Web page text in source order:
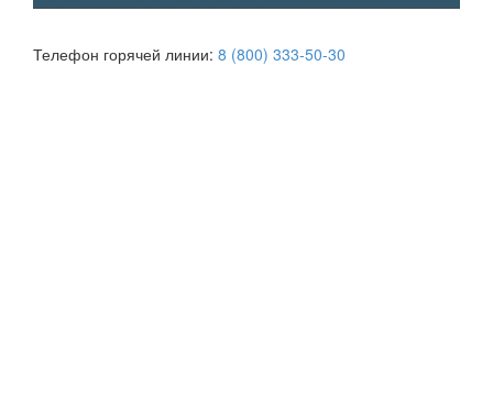
Телефон горячей линии: 8 (800) 333-50-30